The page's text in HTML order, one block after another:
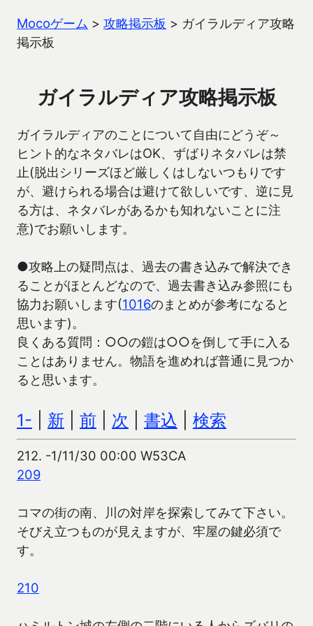
Mocoゲーム > 攻略掲示板 > ガイラルディア攻略
掲示板
ガイラルディア攻略掲示板
ガイラルディアのことについて自由にどうぞ～
ヒント的なネタバレはOK、ずばりネタバレは禁
止(脱出シリーズほど厳しくはしないつもりです
が、避けられる場合は避けて欲しいです、逆に見
る方は、ネタバレがあるかも知れないことに注
意)でお願いします。
●攻略上の疑問点は、過去の書き込みで解決でき
ることがほとんどなので、過去書き込み参照にも
協力お願いします(1016のまとめが参考になると
思います)。
良くある質問：○○の鎧は○○を倒して手に入る
ことはありません。物語を進めれば普通に見つか
ると思います。
1- 新 前 次 書込 検索
212. -1/11/30 00:00 W53CA
209
コマの街の南、川の対岸を探索してみて下さい。
そびえ立つものが見えますが、牢屋の鍵必須で
す。
210